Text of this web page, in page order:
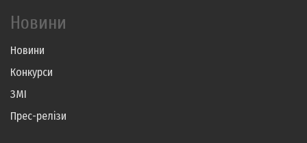
Новини
Новини
Конкурси
ЗМІ
Прес-релізи